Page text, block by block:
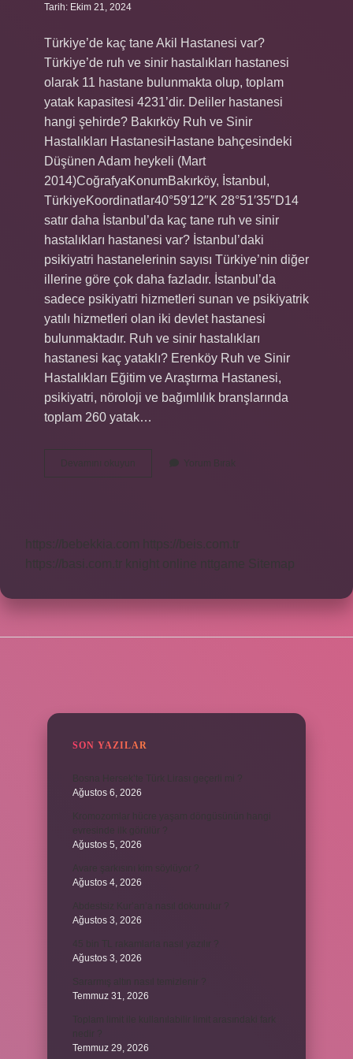
Tarih: Ekim 21, 2024
Türkiye’de kaç tane Akil Hastanesi var?
Türkiye’de ruh ve sinir hastalıkları hastanesi
olarak 11 hastane bulunmakta olup, toplam
yatak kapasitesi 4231’dir. Deliler hastanesi
hangi şehirde? Bakırköy Ruh ve Sinir
Hastalıkları HastanesiHastane bahçesindeki
Düşünen Adam heykeli (Mart
2014)CoğrafyaKonumBakırköy, İstanbul,
TürkiyeKoordinatlar40°59′12″K 28°51′35″D14
satır daha İstanbul’da kaç tane ruh ve sinir
hastalıkları hastanesi var? İstanbul’daki
psikiyatri hastanelerinin sayısı Türkiye’nin diğer
illerine göre çok daha fazladır. İstanbul’da
sadece psikiyatri hizmetleri sunan ve psikiyatrik
yatılı hizmetleri olan iki devlet hastanesi
bulunmaktadır. Ruh ve sinir hastalıkları
hastanesi kaç yataklı? Erenköy Ruh ve Sinir
Hastalıkları Eğitim ve Araştırma Hastanesi,
psikiyatri, nöroloji ve bağımlılık branşlarında
toplam 260 yatak…
Devamını okuyun
Türkiyede
Toplam
Yorum Bırak
https://bebekkia.com
https://beis.com.tr
https://basi.com.tr
knight online nttgame Sitemap
SON YAZILAR
Ağustos 6, 2026
Ağustos 5, 2026
Ağustos 4, 2026
Ağustos 3, 2026
Ağustos 3, 2026
Temmuz 31, 2026
Temmuz 29, 2026